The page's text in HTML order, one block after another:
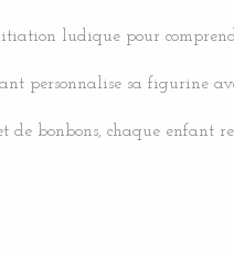
ludique pour
personnalise sa figurine
de bonbons, chaque